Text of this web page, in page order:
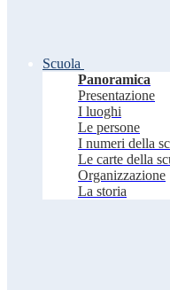
Scuola
Panoramica
Presentazione
I luoghi
Le persone
I numeri della
Le carte della
Organizzazione
La storia